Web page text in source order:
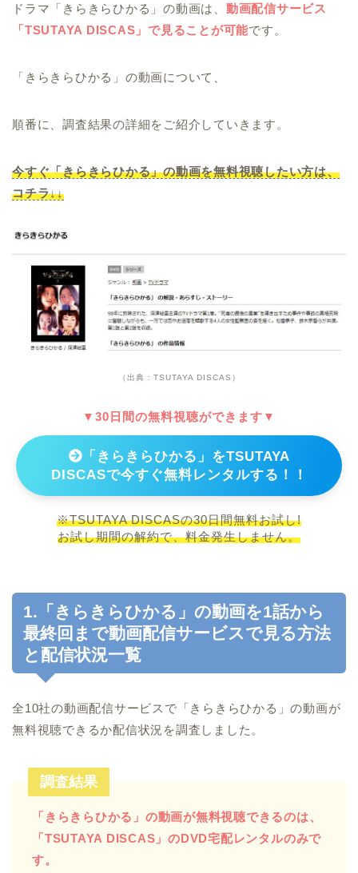
ドラマ「きらきらひかる」の動画は、 動画配信サービス
「TSUTAYA DISCAS」で見ることが可能です。
「きらきらひかる」の動画について、
順番に、調査結果の詳細をご紹介していきます。
今すぐ「きらきらひかる」の動画を無料視聴したい方は、
コチラ↓↓
（出典：TSUTAYA DISCAS）
▼30日間の無料視聴ができます▼
「きらきらひかる」をTSUTAYA
DISCASで今すぐ無料レンタルする！！
※TSUTAYA DISCASの30日間無料お試し!
お試し期間の解約で、料金発生しません。
1.「きらきらひかる」の動画を1話から
最終回まで動画配信サービスで見る方法
と配信状況一覧
全10社の動画配信サービスで「きらきらひかる」の動画が
無料視聴できるか配信状況を調査しました。
調査結果
「きらきらひかる」の動画が無料視聴できるのは、
「TSUTAYA DISCAS」のDVD宅配レンタルのみで
す。